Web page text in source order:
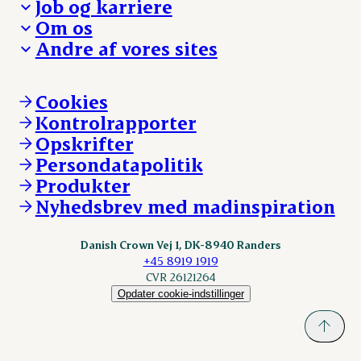
Presse og nyheder
Reklamationer
Whistleblower
Øvrige henvendelser
Fra jord til bord
Hverdagen
Ansvarlighed og nøgletal
Job og karriere
Arbejd med os
Ledige stillinger
Om os
Hvem er vi
Vores resultater
Vores lokationer
Kontakt
Andre af vores sites
Andelsejere - kreatur
Danishcrownprofessional.com
DAT-Schaub.com
ESS-FOOD.com
Fonden Dansk Gastronomi
KLS.se
nordicspoor.com
Scanhide.dk
Cookies
Kontrolrapporter
Opskrifter
Persondatapolitik
Produkter
Nyhedsbrev med madinspiration
Danish Crown Vej 1, DK-8940 Randers
+45 8919 1919
CVR 26121264
Opdater cookie-indstillinger